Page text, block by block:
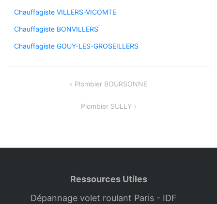
Chauffagiste VILLERS-VICOMTE
Chauffagiste BONVILLERS
Chauffagiste GOUY-LES-GROSEILLERS
Plombier BOURSONNE
Plombier SULLY
Ressources Utiles
Dépannage volet roulant Paris - IDF